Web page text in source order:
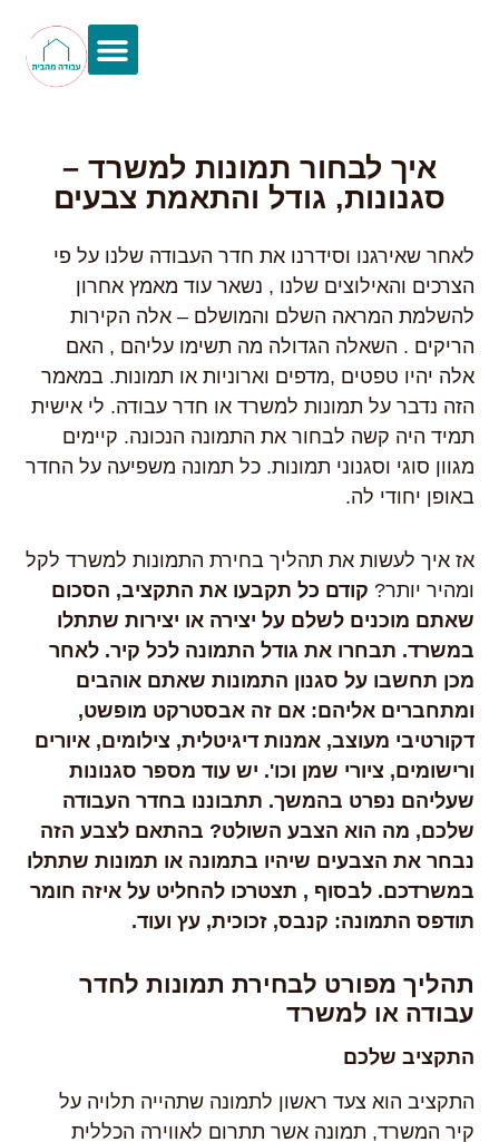
איך לבחור תמונות למשרד –
סגנונות, גודל והתאמת צבעים
לאחר שאירגנו וסידרנו את חדר העבודה שלנו על פי
הצרכים והאילוצים שלנו , נשאר עוד מאמץ אחרון
להשלמת המראה השלם והמושלם – אלה הקירות
הריקים . השאלה הגדולה מה תשימו עליהם , האם
אלה יהיו טפטים ,מדפים וארוניות או תמונות. במאמר
הזה נדבר על תמונות למשרד או חדר עבודה. לי אישית
תמיד היה קשה לבחור את התמונה הנכונה. קיימים
מגוון סוגי וסגנוני תמונות. כל תמונה משפיעה על החדר
באופן יחודי לה.
אז איך לעשות את תהליך בחירת התמונות למשרד לקל
ומהיר יותר? קודם כל תקבעו את התקציב, הסכום
שאתם מוכנים לשלם על יצירה או יצירות שתתלו
במשרד. תבחרו את גודל התמונה לכל קיר. לאחר
מכן תחשבו על סגנון התמונות שאתם אוהבים
ומתחברים אליהם: אם זה אבסטרקט מופשט,
דקורטיבי מעוצב, אמנות דיגיטלית, צילומים, איורים
ורישומים, ציורי שמן וכו'. יש עוד מספר סגנונות
שעליהם נפרט בהמשך. תתבוננו בחדר העבודה
שלכם, מה הוא הצבע השולט? בהתאם לצבע הזה
נבחר את הצבעים שיהיו בתמונה או תמונות שתתלו
במשרדכם. לבסוף , תצטרכו להחליט על איזה חומר
תודפס התמונה: קנבס, זכוכית, עץ ועוד.
תהליך מפורט לבחירת תמונות לחדר
עבודה או למשרד
התקציב שלכם
התקציב הוא צעד ראשון לתמונה שתהייה תלויה על
קיר המשרד, תמונה אשר תתרום לאווירה הכללית